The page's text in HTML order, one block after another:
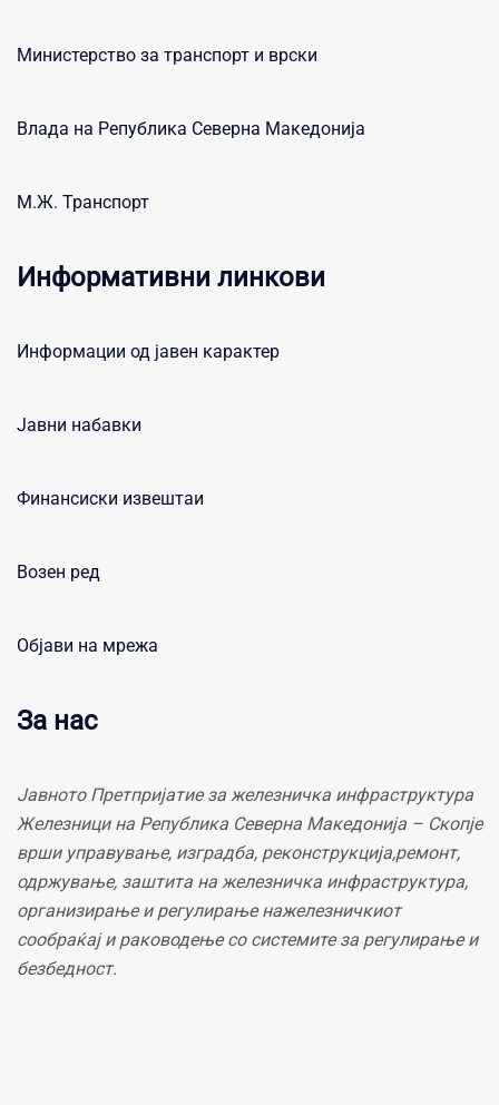
Министерство за транспорт и врски
Влада на Република Северна Македонија
М.Ж. Транспорт
Информативни линкови
Информации од јавен карактер
Јавни набавки
Финансиски извештаи
Возен ред
Објави на мрежа
За нас
Јавното Претпријатие за железничка инфраструктура
Железници на Република Северна Македонија – Скопје
врши управување, изградба, реконструкција,ремонт,
одржување, заштита на железничка инфраструктура,
организирање и регулирање нажелезничкиот
сообраќај и раководење со системите за регулирање и
безбедност.